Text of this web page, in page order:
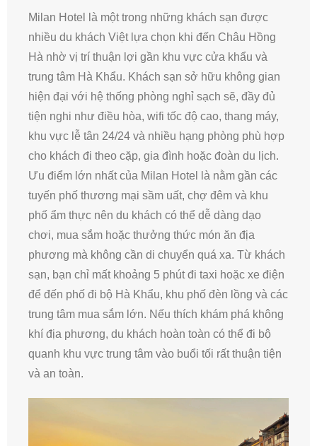
Milan Hotel là một trong những khách sạn được
nhiều du khách Việt lựa chọn khi đến Châu Hồng
Hà nhờ vị trí thuận lợi gần khu vực cửa khẩu và
trung tâm Hà Khẩu. Khách sạn sở hữu không gian
hiện đại với hệ thống phòng nghỉ sạch sẽ, đầy đủ
tiện nghi như điều hòa, wifi tốc độ cao, thang máy,
khu vực lễ tân 24/24 và nhiều hạng phòng phù hợp
cho khách đi theo cặp, gia đình hoặc đoàn du lịch.
Ưu điểm lớn nhất của Milan Hotel là nằm gần các
tuyến phố thương mại sầm uất, chợ đêm và khu
phố ẩm thực nên du khách có thể dễ dàng dạo
chơi, mua sắm hoặc thưởng thức món ăn địa
phương mà không cần di chuyển quá xa. Từ khách
sạn, bạn chỉ mất khoảng 5 phút đi taxi hoặc xe điện
để đến phố đi bộ Hà Khẩu, khu phố đèn lồng và các
trung tâm mua sắm lớn. Nếu thích khám phá không
khí địa phương, du khách hoàn toàn có thể đi bộ
quanh khu vực trung tâm vào buổi tối rất thuận tiện
và an toàn.